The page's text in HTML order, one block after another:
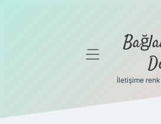
Gizlilik
menüyü
İletişime